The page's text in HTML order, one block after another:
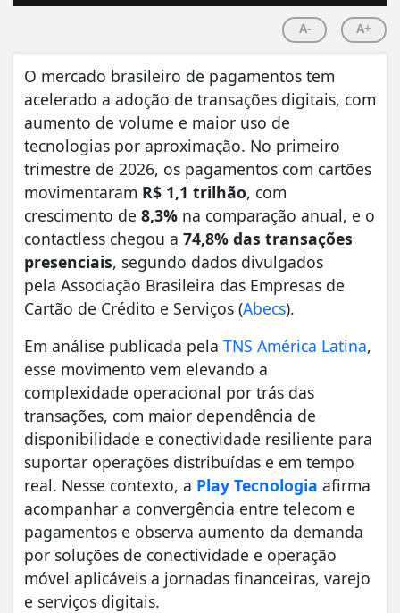
A- A+
O mercado brasileiro de pagamentos tem
acelerado a adoção de transações digitais, com
aumento de volume e maior uso de
tecnologias por aproximação. No primeiro
trimestre de 2026, os pagamentos com cartões
movimentaram R$ 1,1 trilhão, com
crescimento de 8,3% na comparação anual, e o
contactless chegou a 74,8% das transações
presenciais, segundo dados divulgados
pela Associação Brasileira das Empresas de
Cartão de Crédito e Serviços (Abecs).
Em análise publicada pela TNS América Latina,
esse movimento vem elevando a
complexidade operacional por trás das
transações, com maior dependência de
disponibilidade e conectividade resiliente para
suportar operações distribuídas e em tempo
real. Nesse contexto, a Play Tecnologia afirma
acompanhar a convergência entre telecom e
pagamentos e observa aumento da demanda
por soluções de conectividade e operação
móvel aplicáveis a jornadas financeiras, varejo
e serviços digitais.